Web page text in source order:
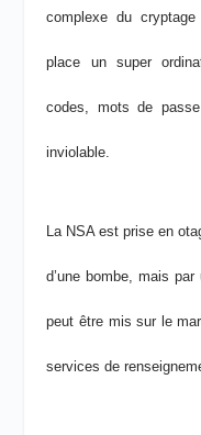
complexe du
place un super
codes, mots de
inviolable.
La NSA est prise en
d’une bombe, mais
peut être mis sur le
services de